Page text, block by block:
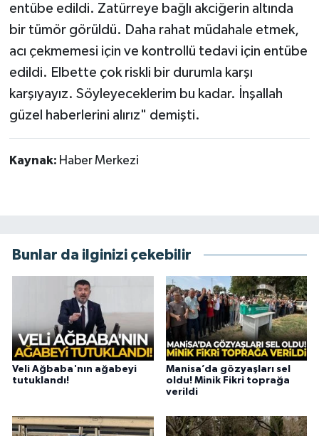
entübe edildi. Zatürreye bağlı akciğerin altında
bir tümör görüldü. Daha rahat müdahale etmek,
acı çekmemesi için ve kontrollü tedavi için entübe
edildi. Elbette çok riskli bir durumla karşı
karşıyayız. Söyleyeceklerim bu kadar. İnşallah
güzel haberlerini alırız" demişti.
Kaynak: Haber Merkezi
Bunlar da ilginizi çekebilir
Veli Ağbaba'nın ağabeyi
tutuklandı!
Manisa’da gözyaşları sel
oldu! Minik Fikri toprağa
verildi